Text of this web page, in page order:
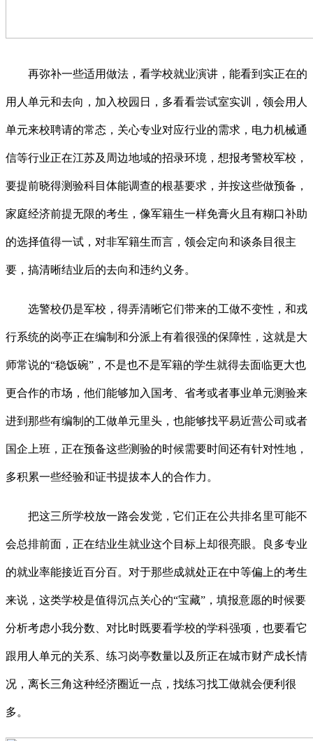
再弥补一些适用做法，看学校就业演讲，能看到实正在的
用人单元和去向，加入校园日，多看看尝试室实训，领会用人
单元来校聘请的常态，关心专业对应行业的需求，电力机械通
信等行业正在江苏及周边地域的招录环境，想报考警校军校，
要提前晓得测验科目体能调查的根基要求，并按这些做预备，
家庭经济前提无限的考生，像军籍生一样免膏火且有糊口补助
的选择值得一试，对非军籍生而言，领会定向和谈条目很主
要，搞清晰结业后的去向和违约义务。
选警校仍是军校，得弄清晰它们带来的工做不变性，和戎
行系统的岗亭正在编制和分派上有着很强的保障性，这就是大
师常说的“稳饭碗”，不是也不是军籍的学生就得去面临更大也
更合作的市场，他们能够加入国考、省考或者事业单元测验来
进到那些有编制的工做单元里头，也能够找平易近营公司或者
国企上班，正在预备这些测验的时候需要时间还有针对性地，
多积累一些经验和证书提拔本人的合作力。
把这三所学校放一路会发觉，它们正在公共排名里可能不
会总排前面，正在结业生就业这个目标上却很亮眼。良多专业
的就业率能接近百分百。对于那些成就处正在中等偏上的考生
来说，这类学校是值得沉点关心的“宝藏”，填报意愿的时候要
分析考虑小我分数、对比时既要看学校的学科强项，也要看它
跟用人单元的关系、练习岗亭数量以及所正在城市财产成长情
况，离长三角这种经济圈近一点，找练习找工做就会便利很
多。